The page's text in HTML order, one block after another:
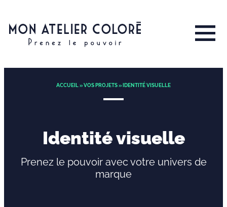
ACCUEIL»VOS PROJETS» IDENTITÉ VISUELLE
Identité visuelle
Prenez le pouvoir avec votre univers de
marque